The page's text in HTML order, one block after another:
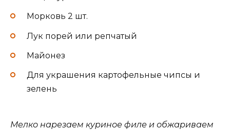
Морковь 2 шт.
Лук порей или репчатый
Майонез
Для украшения картофельные чипсы и
зелень
Мелко нарезаем куриное филе и обжариваем